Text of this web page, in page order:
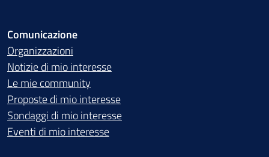
Comunicazione
Organizzazioni
Notizie di mio interesse
Le mie community
Proposte di mio interesse
Sondaggi di mio interesse
Eventi di mio interesse